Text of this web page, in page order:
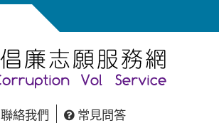
聯絡我們 常見問答